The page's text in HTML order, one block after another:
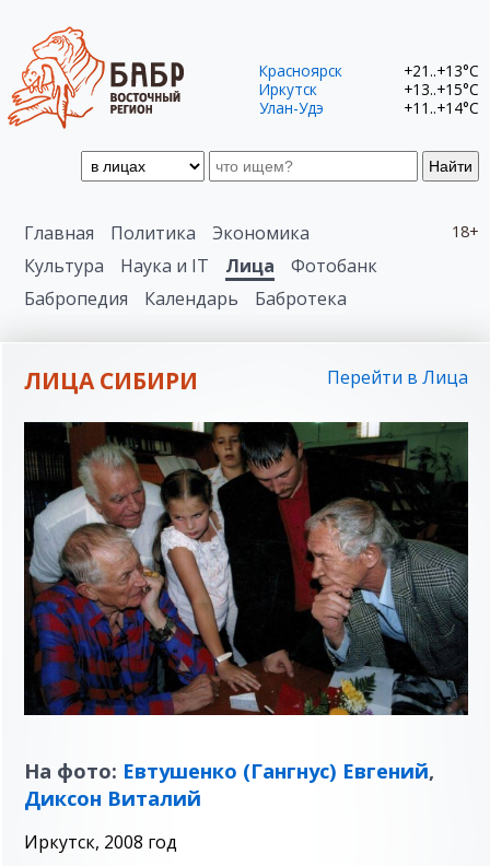
Найти
Красноярск
+21..+13°C
Иркутск
+13..+15°C
Улан-Удэ
+11..+14°C
18+
Главная Политика
Экономика
Культура
Наука и IT Лица
Фотобанк
Бабропедия
Календарь Бабротека
ЛИЦА СИБИРИ Перейти в Лица
На фото: Евтушенко (Гангнус) Евгений,
Диксон Виталий
Иркутск, 2008 год